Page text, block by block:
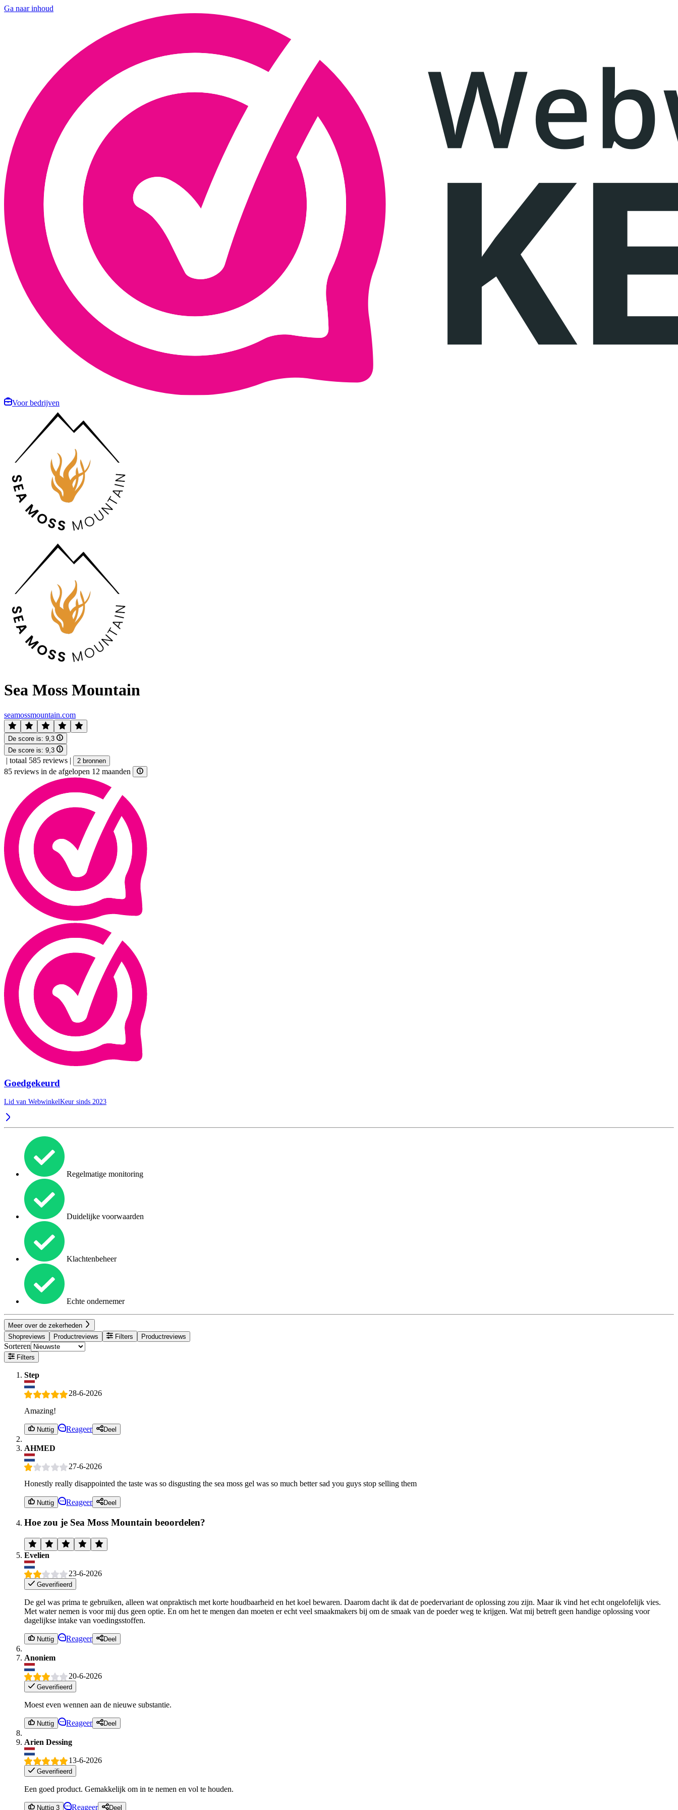
Ga naar inhoud
Voor bedrijven
Sea Moss Mountain
seamossmountain.com
De score is: 9,3
De score is: 9,3
| totaal 585 reviews | 2 bronnen
85 reviews in de afgelopen 12 maanden
Goedgekeurd
Lid van WebwinkelKeur sinds 2023
Regelmatige monitoring
Duidelijke voorwaarden
Klachtenbeheer
Echte ondernemer
Meer over de zekerheden
Shopreviews
Productreviews Filters Productreviews
Sorteren
Filters
Step
28-6-2026
Amazing!
Nuttig Reageer Deel
AHMED
27-6-2026
Honestly really disappointed the taste was so disgusting the sea moss gel was so much better sad you guys stop selling them
Nuttig Reageer Deel
Hoe zou je Sea Moss Mountain beoordelen?
Evelien
23-6-2026
Geverifieerd
De gel was prima te gebruiken, alleen wat onpraktisch met korte houdbaarheid en het koel bewaren. Daarom dacht ik dat de poedervariant de oplossing zou zijn. Maar ik vind het echt ongelofelijk vies.
Met water nemen is voor mij dus geen optie. En om het te mengen dan moeten er echt veel smaakmakers bij om de smaak van de poeder weg te krijgen. Wat mij betreft geen handige oplossing voor
dagelijkse intake van voedingsstoffen.
Nuttig Reageer Deel
Anoniem
20-6-2026
Geverifieerd
Moest even wennen aan de nieuwe substantie.
Nuttig Reageer Deel
Arien Dessing
13-6-2026
Geverifieerd
Een goed product. Gemakkelijk om in te nemen en vol te houden.
Nuttig 3 Reageer Deel